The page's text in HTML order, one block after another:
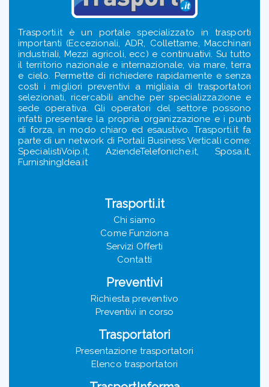
Trasporti.it è un portale specializzato in trasporti
importanti (Eccezionali, ADR, Collettame, Macchinari
industriali, Mezzi agricoli, ecc) e continuativi. Su tutto
il territorio nazionale e internazionale, via mare, terra
e cielo. Permette di richiedere rapidamente e senza
costi i migliori preventivi a migliaia di trasportatori
selezionati, ricercabili anche per specializzazione e
sede operativa. Gli operatori del settore possono
infatti presentare la propria organizzazione e i punti
di forza, in modo chiaro ed esaustivo. Trasporti.it fa
parte di un network di Portali Business Verticali come:
SpecialistiVoip.it, AziendeTelefoniche.it, Sposa.it,
FurnishingIdea.it
Trasporti.it
Chi siamo
Come Funziona
Servizi Offerti
Contatti
Preventivi
Richiesta preventivo
Preventivi in corso
Trasportatori
Presentazione trasportatori
Elenco trasportatori